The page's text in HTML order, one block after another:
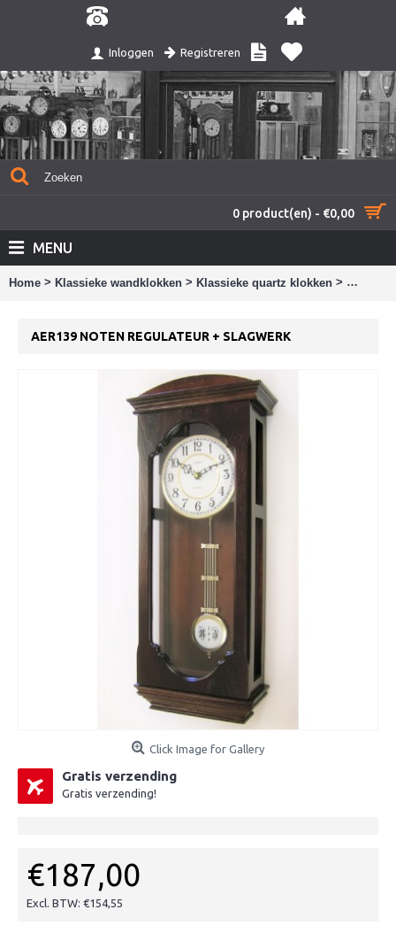
Inloggen Registreren
0 product(en) - €0,00
MENU
Home > Klassieke wandklokken > Klassieke quartz klokken > AER139
AER139 NOTEN REGULATEUR + SLAGWERK
Click Image for Gallery
Gratis verzending
Gratis verzending!
€187,00
Excl. BTW: €154,55